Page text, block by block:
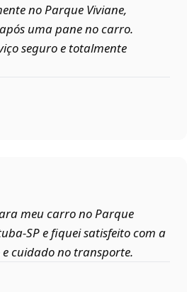
no Parque Viviane,
uma pane no carro.
seguro e totalmente
meu carro no Parque
e fiquei satisfeito com a
cuidado no transporte.